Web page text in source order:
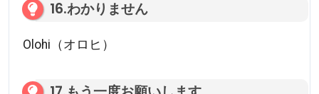
16.わかりません
Olohi（オロヒ）